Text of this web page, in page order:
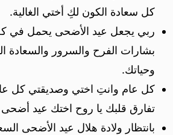
كل سعادة الكون لكِ أختي الغالية.
ربي يجعل عيد الأضحى يحمل في كل
بشارات الفرح والسرور والسعادة
وحياتك.
كل عام وانتِ اختي وصديقتي كل
تفارق قلبك يا روح اختك عيد
بانتظار ولادة هلال عيد الأضحى